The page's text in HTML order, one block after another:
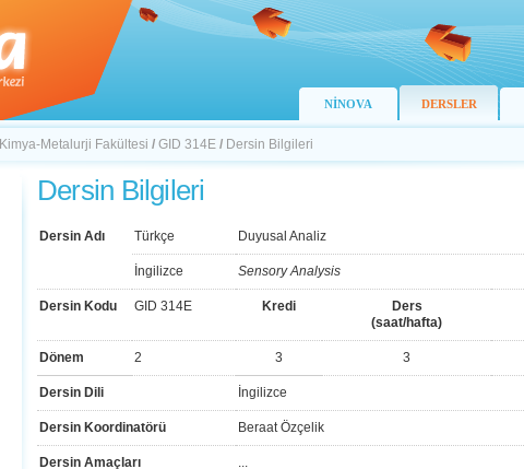
NİNOVA DERSLER
Kimya-Metalurji Fakültesi / GID 314E / Dersin Bilgileri
Dersin Bilgileri
Dersin Adı Türkçe Duyusal Analiz
İngilizce Sensory Analysis
Dersin Kodu GID 314E Kredi
Ders
(saat/hafta)
Dönem 2 3 3
Dersin Dili İngilizce
Dersin Koordinatörü Beraat Özçelik
Dersin Amaçları ...